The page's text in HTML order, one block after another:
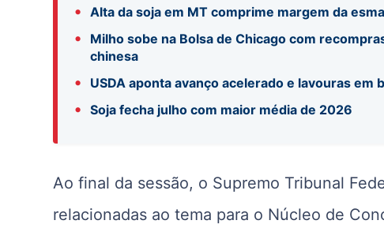
• Alta da soja em MT comprime margem da
•
Milho sobe na Bolsa de Chicago com
chinesa
• USDA aponta avanço acelerado e lavouras em
• Soja fecha julho com maior média de 2026
Ao final da sessão, o Supremo Tribunal
relacionadas ao tema para o Núcleo de